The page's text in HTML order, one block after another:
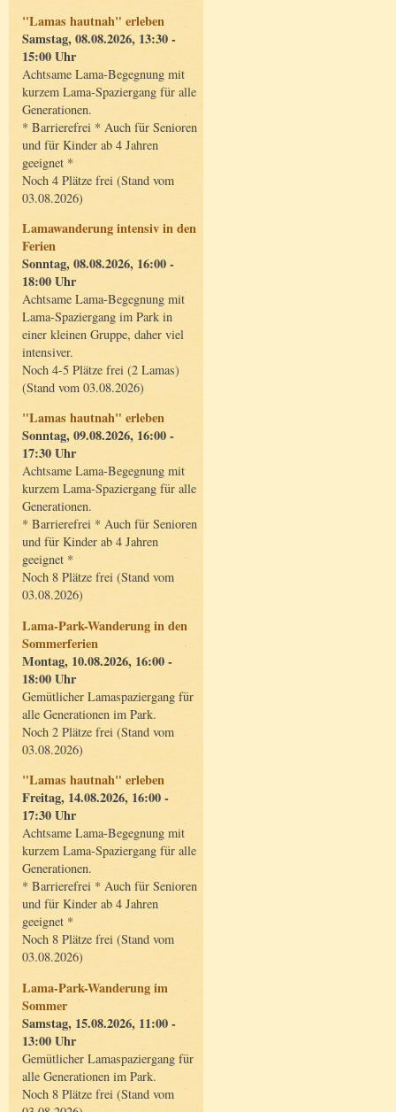
"Lamas hautnah" erleben
Samstag, 08.08.2026, 13:30 -
15:00 Uhr
Achtsame Lama-Begegnung mit
kurzem Lama-Spaziergang für alle
Generationen.
* Barrierefrei * Auch für Senioren
und für Kinder ab 4 Jahren
geeignet *
Noch 4 Plätze frei (Stand vom
03.08.2026)
Lamawanderung intensiv in den
Ferien
Sonntag, 08.08.2026, 16:00 -
18:00 Uhr
Achtsame Lama-Begegnung mit
Lama-Spaziergang im Park in
einer kleinen Gruppe, daher viel
intensiver.
Noch 4-5 Plätze frei (2 Lamas)
(Stand vom 03.08.2026)
"Lamas hautnah" erleben
Sonntag, 09.08.2026, 16:00 -
17:30 Uhr
Achtsame Lama-Begegnung mit
kurzem Lama-Spaziergang für alle
Generationen.
* Barrierefrei * Auch für Senioren
und für Kinder ab 4 Jahren
geeignet *
Noch 8 Plätze frei (Stand vom
03.08.2026)
Lama-Park-Wanderung in den
Sommerferien
Montag, 10.08.2026, 16:00 -
18:00 Uhr
Gemütlicher Lamaspaziergang für
alle Generationen im Park.
Noch 2 Plätze frei (Stand vom
03.08.2026)
"Lamas hautnah" erleben
Freitag, 14.08.2026, 16:00 -
17:30 Uhr
Achtsame Lama-Begegnung mit
kurzem Lama-Spaziergang für alle
Generationen.
* Barrierefrei * Auch für Senioren
und für Kinder ab 4 Jahren
geeignet *
Noch 8 Plätze frei (Stand vom
03.08.2026)
Lama-Park-Wanderung im
Sommer
Samstag, 15.08.2026, 11:00 -
13:00 Uhr
Gemütlicher Lamaspaziergang für
alle Generationen im Park.
Noch 8 Plätze frei (Stand vom